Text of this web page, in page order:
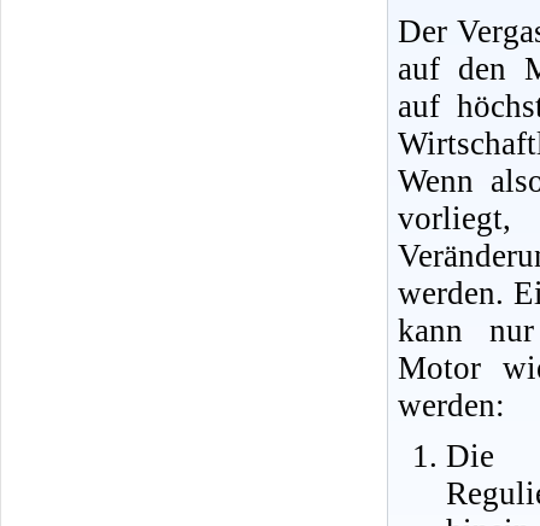
Der
auf den
auf
Wenn
werden.
kann
Motor
werden:
Die